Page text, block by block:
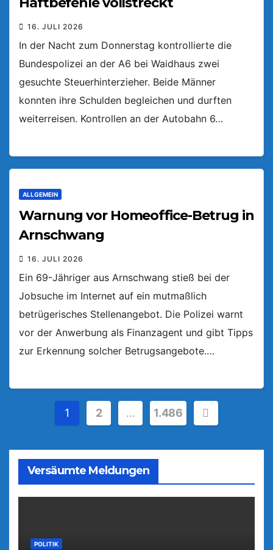
16. JULI 2026
In der Nacht zum Donnerstag kontrollierte die
Bundespolizei an der A6 bei Waidhaus zwei
gesuchte Steuerhinterzieher. Beide Männer
konnten ihre Schulden begleichen und durften
weiterreisen. Kontrollen an der Autobahn 6…
ALLGEMEIN
Warnung vor Homeoffice-Betrug in
Arnschwang
16. JULI 2026
Ein 69-Jähriger aus Arnschwang stieß bei der
Jobsuche im Internet auf ein mutmaßlich
betrügerisches Stellenangebot. Die Polizei warnt
vor der Anwerbung als Finanzagent und gibt Tipps
zur Erkennung solcher Betrugsangebote.…
Seitennummerierung
Beiträge
1 2 … 1.486
Versäumte Meldungen
POLITIK